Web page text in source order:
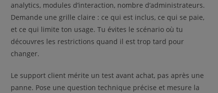
analytics, modules d’interaction, nombre d’administrateurs.
Demande une grille claire : ce qui est inclus, ce qui se paie,
et ce qui limite ton usage. Tu évites le scénario où tu
découvres les restrictions quand il est trop tard pour
changer.
Le support client mérite un test avant achat, pas après une
panne. Pose une question technique précise et mesure la